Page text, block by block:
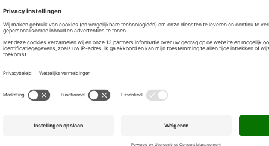
één ding betekenen: we zullen zelf die geavanceerde AI-chips
Eind maart organiseerde ik daarom in het Europees
alle relevante spelers in de Europese semiconductor industrie.
denktanks, de Europese Commissie en het Parlement spraken
gaan wassen. Europa moet aan de bak en een Chips Act
to Fab, Cooperation is for winners’is